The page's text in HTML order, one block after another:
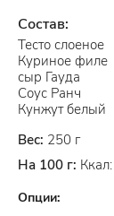
Состав:
Тесто слоеное
Куриное филе
сыр Гауда
Соус Ранч
Кунжут белый
Вес: 250 г
На 100 г:
Опции: